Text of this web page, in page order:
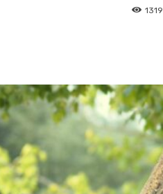
1319